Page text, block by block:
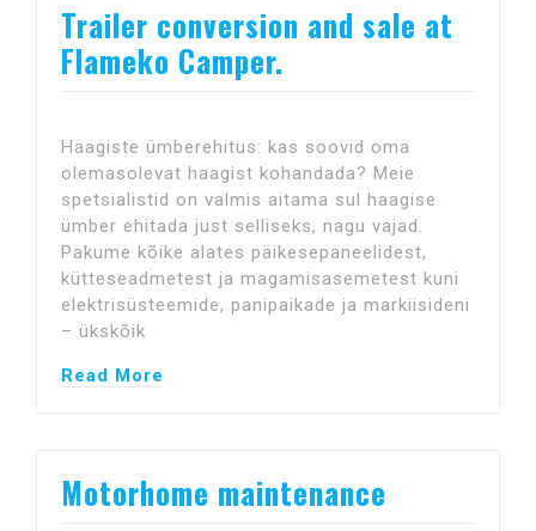
Trailer conversion and sale at
Flameko Camper.
Haagiste ümberehitus: kas soovid oma
olemasolevat haagist kohandada? Meie
spetsialistid on valmis aitama sul haagise
ümber ehitada just selliseks, nagu vajad.
Pakume kõike alates päikesepaneelidest,
kütteseadmetest ja magamisasemetest kuni
elektrisüsteemide, panipaikade ja markiisideni
– ükskõik
Read More
Motorhome maintenance